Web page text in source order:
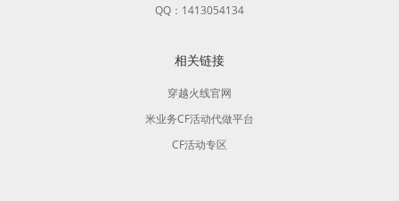
QQ：1413054134
相关链接
穿越火线官网
米业务CF活动代做平台
CF活动专区